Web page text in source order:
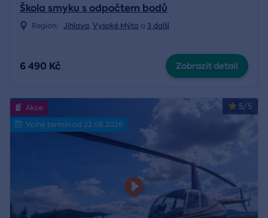
Škola smyku s odpočtem bodů
Region: Jihlava, Vysoké Mýto a 3 další
6 490 Kč Zobrazit detail
5/5
Akce
Volný termín od 22.08.2026